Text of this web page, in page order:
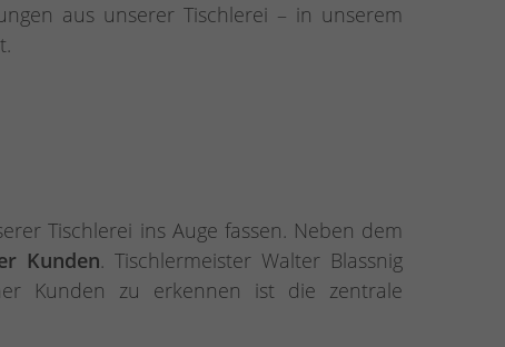
aus unserer Tischlerei – in unserem
Tischlerei ins Auge fassen. Neben dem
Kunden. Tischlermeister Walter Blassnig
Kunden zu erkennen ist die zentrale